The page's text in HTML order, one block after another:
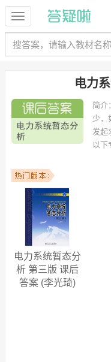
电力
简介：
少，
发起
以下
气工程及其自动化、电气
系统及其自动化、纺织工程
其自动化、电力系统及自动
以下学校的同学下载过
业大学、华北电力大学（保
学、上海交通大学、长沙理
京） 等。
电力系统暂态分
析 第三版 课后
答案 (李光琦)